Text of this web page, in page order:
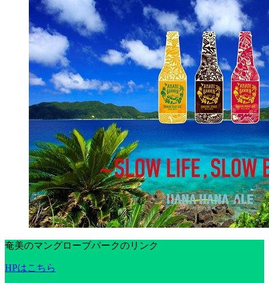
奄美のマングローブパークのリンク
HPはこちら